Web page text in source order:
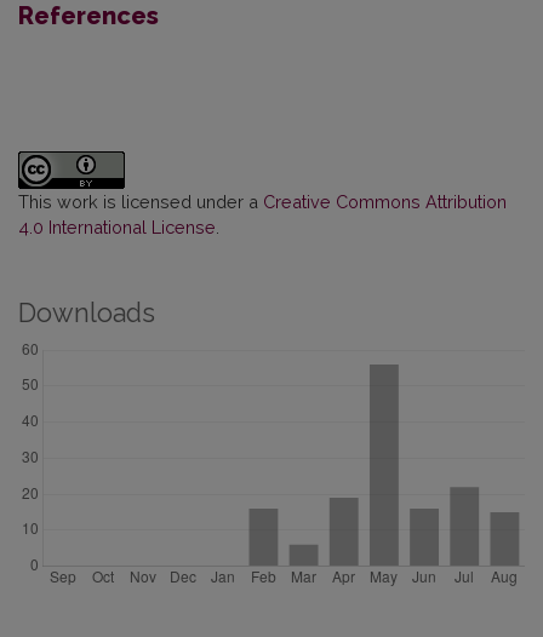
References
This work is licensed under a Creative Commons Attribution
4.0 International License
Downloads